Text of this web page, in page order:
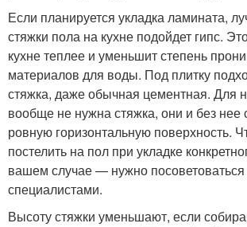
Если планируется укладка ламината,
стяжки пола на кухне подойдет гипс.
кухне теплее и уменьшит степень
материалов для воды. Под плитку
стяжка, даже обычная цементная. Для
вообще не нужна стяжка, они и без
ровную горизонтальную поверхность.
постелить на пол при укладке
вашем случае — нужно посоветоваться
специалистами.
Высоту стяжки уменьшают, если